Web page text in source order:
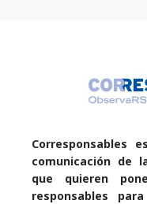
Corresponsables
comunicación de
que quieren
responsables